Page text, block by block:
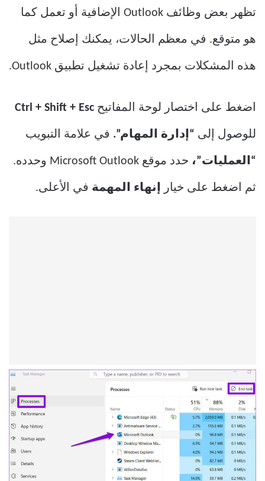
تظهر بعض وظائف Outlook الإضافية أو تعمل كما
هو متوقع. في معظم الحالات، يمكنك إصلاح مثل
هذه المشكلات بمجرد إعادة تشغيل تطبيق Outlook.
اضغط على اختصار لوحة المفاتيح
للوصول إلى “إدارة المهام”. في علامة التبويب
“العمليات”، حدد موقع Microsoft Outlook وحدده.
ثم اضغط على خيار إنهاء المهمة في الأعلى.